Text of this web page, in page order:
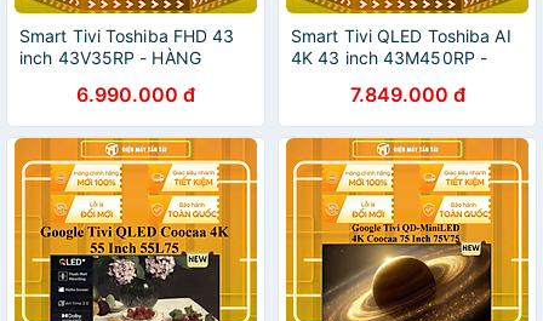
Smart Tivi Toshiba FHD 43
inch 43V35RP - HÀNG
6.990.000 đ
Smart Tivi QLED Toshiba AI
4K 43 inch 43M450RP -
GIAO HCM7.849.000 đ